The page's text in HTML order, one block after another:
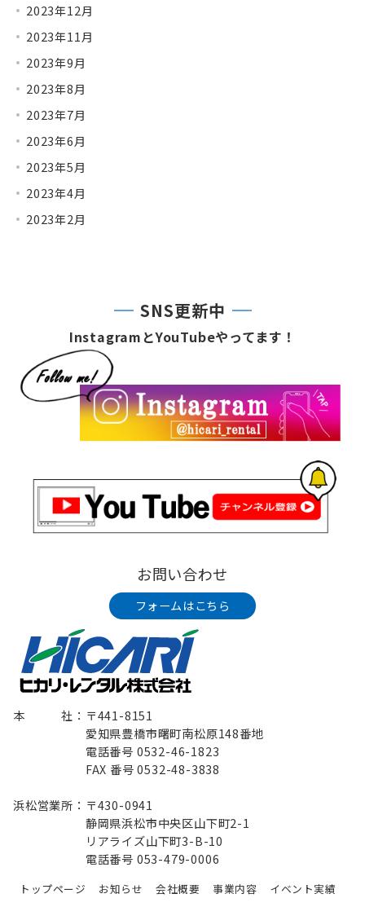
2023年12月
2023年11月
2023年9月
2023年8月
2023年7月
2023年6月
2023年5月
2023年4月
2023年2月
SNS更新中
InstagramとYouTubeやってます！
お問い合わせ
フォームはこちら
本 社：〒441-8151
愛知県豊橋市曙町南松原148番地
電話番号 0532-46-1823
FAX 番号 0532-48-3838
浜松営業所：〒430-0941
静岡県浜松市中央区山下町2-1
リアライズ山下町3-B-10
電話番号 053-479-0006
トップページ お知らせ 会社概要 事業内容
イベント実績